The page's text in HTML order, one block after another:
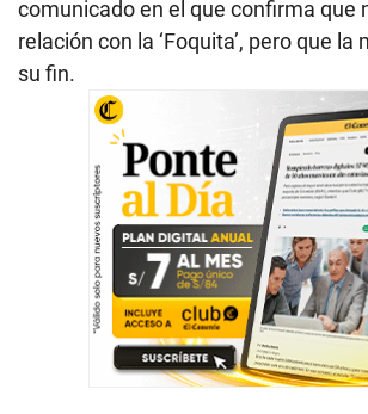
comunicado en el que confirma que
relación con la ‘Foquita’, pero que la
su fin.